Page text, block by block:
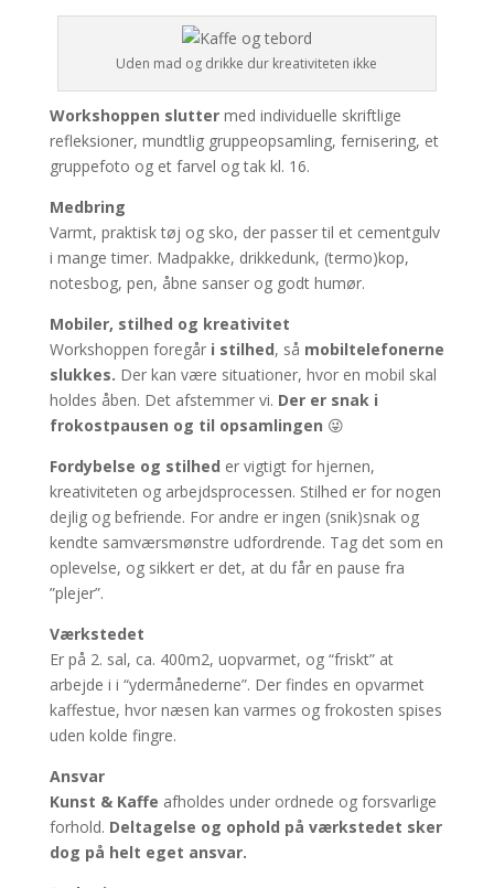
Uden mad og drikke dur kreativiteten ikke
Workshoppen sluttermed individuelle skriftlige
refleksioner, mundtlig gruppeopsamling, fernisering, et
gruppefoto og et farvel og tak kl. 16.
Medbring
Varmt, praktisk tøj og sko, der passer til et cementgulv
i mange timer. Madpakke, drikkedunk, (termo)kop,
notesbog, pen, åbne sanser og godt humør.
Mobiler, stilhed og kreativitet
Workshoppen foregår i stilhed, så mobiltelefonerne
slukkes. Der kan være situationer, hvor en mobil skal
holdes åben. Det afstemmer vi. Der er snak i
frokostpausen og til opsamlingen 😜
Fordybelse og stilhed er vigtigt for hjernen,
kreativiteten og arbejdsprocessen. Stilhed er for nogen
dejlig og befriende. For andre er ingen (snik)snak og
kendte samværsmønstre udfordrende. Tag det som en
oplevelse, og sikkert er det, at du får en pause fra
”plejer”.
Værkstedet
Er på 2. sal, ca. 400m2, uopvarmet, og “friskt” at
arbejde i i “ydermånederne”. Der findes en opvarmet
kaffestue, hvor næsen kan varmes og frokosten spises
uden kolde fingre.
Ansvar
Kunst & Kaffe afholdes under ordnede og forsvarlige
forhold. Deltagelse og ophold på værkstedet sker
dog på helt eget ansvar.